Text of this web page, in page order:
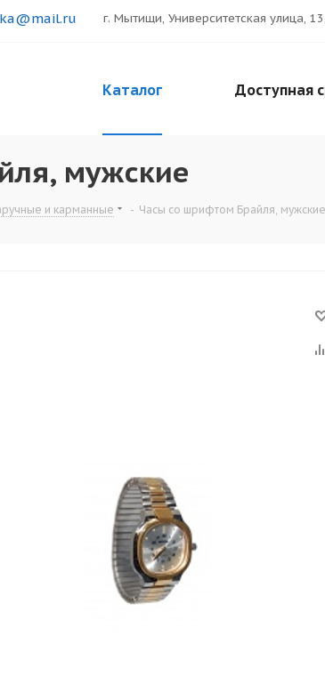
г. Мытищи, Университетская улица,
Каталог Доступная
мужские
и карманные - Часы со шрифтом Брайля, мужские